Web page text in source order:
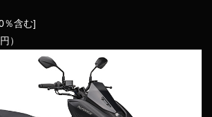
％含む]
）